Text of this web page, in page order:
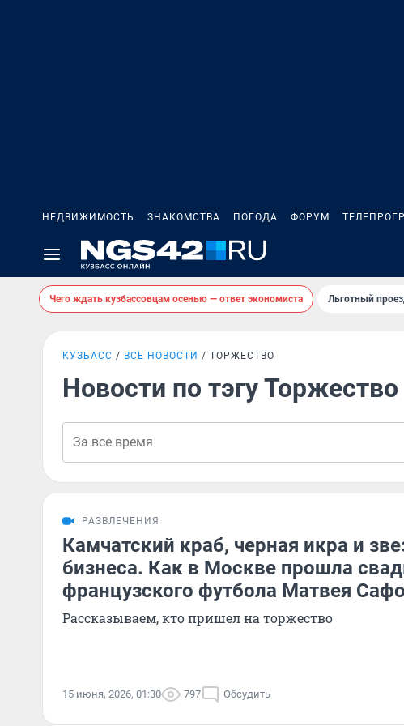
НЕДВИЖИМОСТЬ ЗНАКОМСТВА ПОГОДА ФОРУМ
Чего ждать кузбассовцам осенью — ответ экономиста Льготный
КУЗБАСС ВСЕ НОВОСТИ ТОРЖЕСТВО
Новости по тэгу Торжество
РАЗВЛЕЧЕНИЯ
Камчатский краб, черная икра и
бизнеса. Как в Москве прошла
французского футбола Матвея
Рассказываем, кто пришел на торжество
15 июня, 2026, 01:30 797 Обсудить